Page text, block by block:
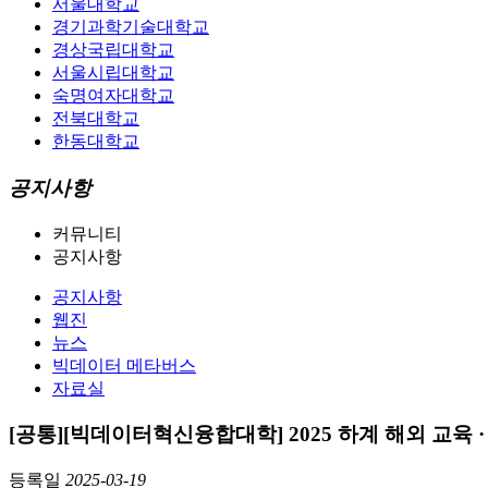
서울대학교
경기과학기술대학교
경상국립대학교
서울시립대학교
숙명여자대학교
전북대학교
한동대학교
공지사항
커뮤니티
공지사항
공지사항
웹진
뉴스
빅데이터 메타버스
자료실
[공통][빅데이터혁신융합대학] 2025 하계 해외 교육
등록일 2025-03-19